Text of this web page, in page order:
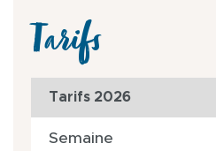
Tarifs
Tarifs 2026
Semaine